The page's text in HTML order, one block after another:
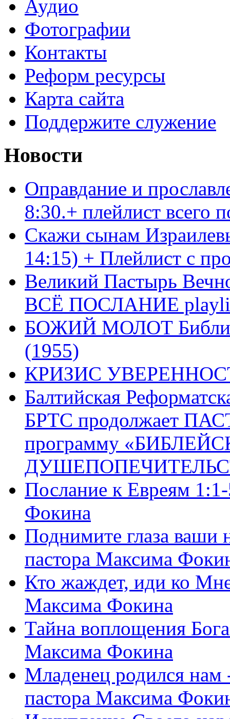
Аудио
Фотографии
Контакты
Реформ ресурсы
Карта сайта
Поддержите служение
Новости
Оправдание и
8:30.+ плейлист
Скажи сынам
14:15) + Плейлист с
Великий Пастырь
ВСЁ ПОСЛАНИЕ
БОЖИЙ МОЛОТ Библия
(1955)
КРИЗИС
Балтийская
БРТС продолжает
программу
Послание к Евреям
Фокина
Поднимите глаза ваши
пастора Максима
Кто жаждет, иди ко
Максима Фокина
Тайна воплощения
Максима Фокина
Младенец родился
пастора Максима